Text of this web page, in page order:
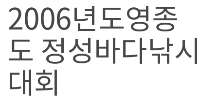
2006년도영종
도 정성바다낚시
대회